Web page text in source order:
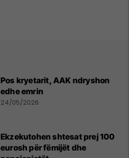
Pos kryetarit, AAK ndryshon
edhe emrin
24/05/2026
Ekzekutohen shtesat prej 100
eurosh për fëmijët dhe